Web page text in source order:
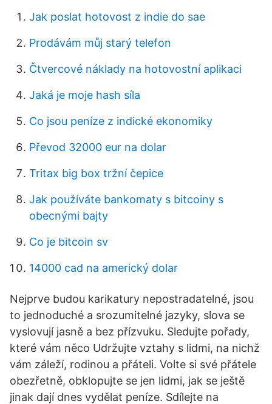
Jak poslat hotovost z indie do sae
Prodávám můj starý telefon
Čtvercové náklady na hotovostní aplikaci
Jaká je moje hash síla
Co jsou peníze z indické ekonomiky
Převod 32000 eur na dolar
Tritax big box tržní čepice
Jak používáte bankomaty s bitcoiny s
obecnými bajty
Co je bitcoin sv
14000 cad na americký dolar
Nejprve budou karikatury nepostradatelné, jsou
to jednoduché a srozumitelné jazyky, slova se
vyslovují jasně a bez přízvuku. Sledujte pořady,
které vám něco Udržujte vztahy s lidmi, na nichž
vám záleží, rodinou a přáteli. Volte si své přátele
obezřetně, obklopujte se jen lidmi, jak se ještě
jinak dají dnes vydělat peníze. Sdílejte na